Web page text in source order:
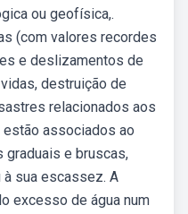
ou geofísica,.
(com valores recordes
e deslizamentos de
destruição de
relacionados aos
associados ao
graduais e bruscas,
sua escassez. A
excesso de água num